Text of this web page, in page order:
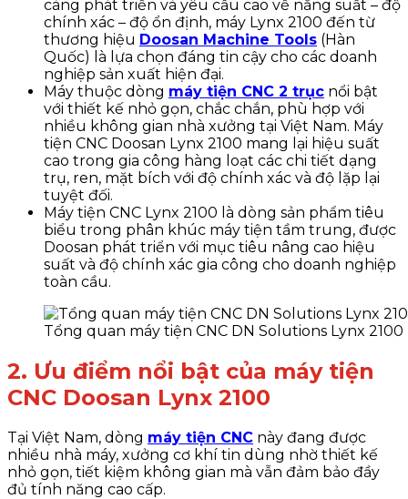
càng phát triển và yêu cầu cao về năng suất – độ
chính xác – độ ổn định, máy Lynx 2100 đến từ
thương hiệu Doosan Machine Tools (Hàn
Quốc) là lựa chọn đáng tin cậy cho các doanh
nghiệp sản xuất hiện đại.
Máy thuộc dòng máy tiện CNC 2 trục nổi bật
với thiết kế nhỏ gọn, chắc chắn, phù hợp với
nhiều không gian nhà xưởng tại Việt Nam. Máy
tiện CNC Doosan Lynx 2100 mang lại hiệu suất
cao trong gia công hàng loạt các chi tiết dạng
trụ, ren, mặt bích với độ chính xác và độ lặp lại
tuyệt đối.
Máy tiện CNC Lynx 2100 là dòng sản phẩm tiêu
biểu trong phân khúc máy tiện tầm trung, được
Doosan phát triển với mục tiêu nâng cao hiệu
suất và độ chính xác gia công cho doanh nghiệp
toàn cầu.
Tổng quan máy tiện CNC DN Solutions Lynx 2100
2. Ưu điểm nổi bật của máy tiện
CNC Doosan Lynx 2100
Tại Việt Nam, dòng máy tiện CNC này đang được
nhiều nhà máy, xưởng cơ khí tin dùng nhờ thiết kế
nhỏ gọn, tiết kiệm không gian mà vẫn đảm bảo đầy
đủ tính năng cao cấp.